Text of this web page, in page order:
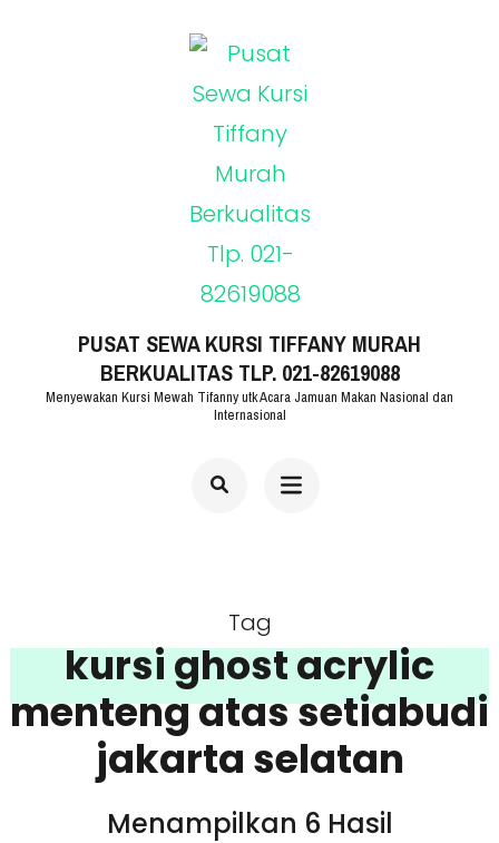
PUSAT SEWA KURSI TIFFANY MURAH
BERKUALITAS TLP. 021-82619088
Menyewakan Kursi Mewah Tifanny utk Acara Jamuan Makan Nasional dan
Internasional
Tag
kursi ghost acrylic
menteng atas setiabudi
jakarta selatan
Menampilkan 6 Hasil